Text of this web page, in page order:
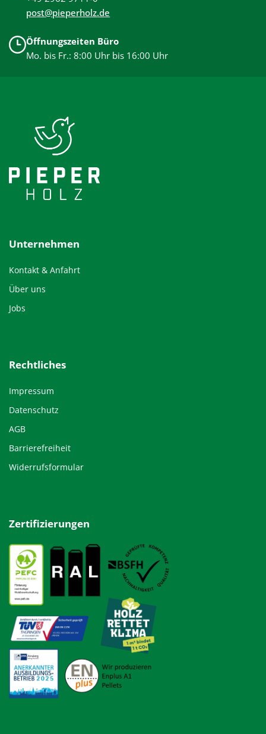
post@pieperholz.de
Öffnungszeiten Büro
Mo. bis Fr.: 8:00 Uhr bis 16:00 Uhr
Unternehmen
Kontakt & Anfahrt
Über uns
Jobs
Rechtliches
Impressum
Datenschutz
AGB
Barrierefreiheit
Widerrufsformular
Zertifizierungen